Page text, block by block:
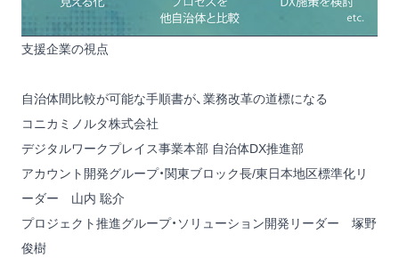
支援企業の視点
自治体間比較が可能な手順書が、業務改革の道標になる
コニカミノルタ株式会社
デジタルワークプレイス事業本部 自治体DX推進部
アカウント開発グループ・関東ブロック長/東日本地区標準化リ
ーダー 山内 聡介
プロジェクト推進グループ・ソリューション開発リーダー 塚野
俊樹